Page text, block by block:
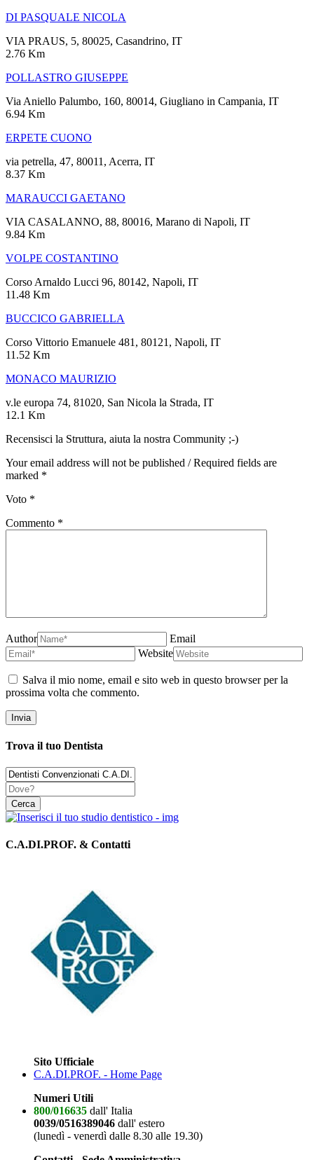
DI PASQUALE NICOLA
VIA PRAUS, 5, 80025, Casandrino, IT
2.76 Km
POLLASTRO GIUSEPPE
Via Aniello Palumbo, 160, 80014, Giugliano in Campania, IT
6.94 Km
ERPETE CUONO
via petrella, 47, 80011, Acerra, IT
8.37 Km
MARAUCCI GAETANO
VIA CASALANNO, 88, 80016, Marano di Napoli, IT
9.84 Km
VOLPE COSTANTINO
Corso Arnaldo Lucci 96, 80142, Napoli, IT
11.48 Km
BUCCICO GABRIELLA
Corso Vittorio Emanuele 481, 80121, Napoli, IT
11.52 Km
MONACO MAURIZIO
v.le europa 74, 81020, San Nicola la Strada, IT
12.1 Km
Recensisci la Struttura, aiuta la nostra Community ;-)
Your email address will not be published / Required fields are
marked *
Voto *
Commento *
Author
Email
Website
Salva il mio nome, email e sito web in questo browser per la
prossima volta che commento.
Trova il tuo Dentista
C.A.DI.PROF. & Contatti
Sito Ufficiale
C.A.DI.PROF. - Home Page
Numeri Utili
800/016635 dall' Italia
0039/0516389046 dall' estero
(lunedì - venerdì dalle 8.30 alle 19.30)